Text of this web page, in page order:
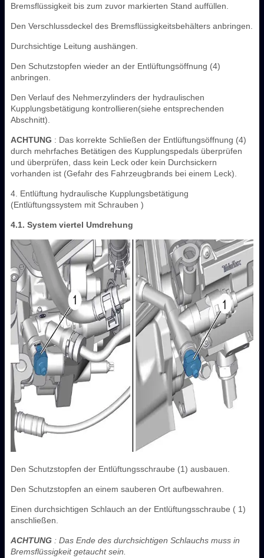
Bremsflüssigkeit bis zum zuvor markierten Stand auffüllen.
Den Verschlussdeckel des Bremsflüssigkeitsbehälters anbringen.
Durchsichtige Leitung aushängen.
Den Schutzstopfen wieder an der Entlüftungsöffnung (4)
anbringen.
Den Verlauf des Nehmerzylinders der hydraulischen
Kupplungsbetätigung kontrollieren(siehe entsprechenden
Abschnitt).
ACHTUNG : Das korrekte Schließen der Entlüftungsöffnung (4)
durch mehrfaches Betätigen des Kupplungspedals überprüfen
und überprüfen, dass kein Leck oder kein Durchsickern
vorhanden ist (Gefahr des Fahrzeugbrands bei einem Leck).
4. Entlüftung hydraulische Kupplungsbetätigung
(Entlüftungssystem mit Schrauben )
4.1. System viertel Umdrehung
Den Schutzstopfen der Entlüftungsschraube (1) ausbauen.
Den Schutzstopfen an einem sauberen Ort aufbewahren.
Einen durchsichtigen Schlauch an der Entlüftungsschraube ( 1)
anschließen.
ACHTUNG : Das Ende des durchsichtigen Schlauchs muss in
Bremsflüssigkeit getaucht sein.